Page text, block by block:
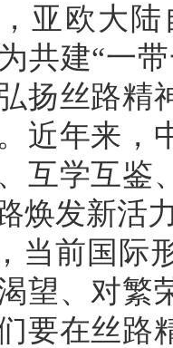
亚欧大
共建“一
扬丝路精
近年来，
互学互鉴
焕发新活
当前国际
望、对繁
要在丝路